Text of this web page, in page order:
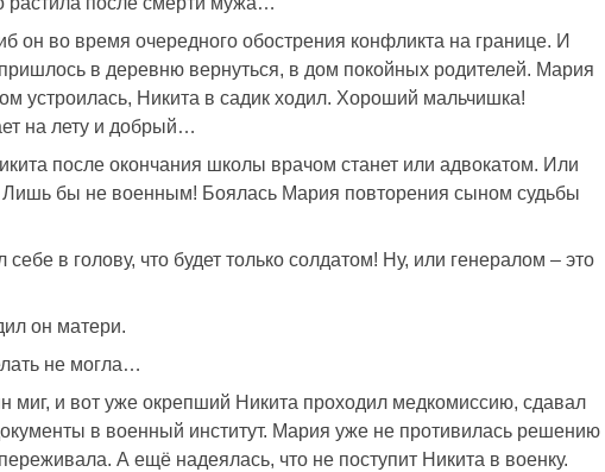
он во время очередного обострения конфликта на границе. И
в деревню вернуться, в дом покойных родителей. Мария
устроилась, Никита в садик ходил. Хороший мальчишка!
на лету и добрый…
после окончания школы врачом станет или адвокатом. Или
Лишь бы не военным! Боялась Мария повторения сыном судьбы
в голову, что будет только солдатом! Ну, или генералом – это
он матери.
не могла…
миг, и вот уже окрепший Никита проходил медкомиссию, сдавал
в военный институт. Мария уже не противилась решению
А ещё надеялась, что не поступит Никита в военку.